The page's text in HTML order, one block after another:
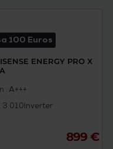
100 Euros
ENERGY PRO X
A+++
3.010 Inverter
899 €